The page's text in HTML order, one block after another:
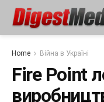
Home Війна в Україні
Fire Point